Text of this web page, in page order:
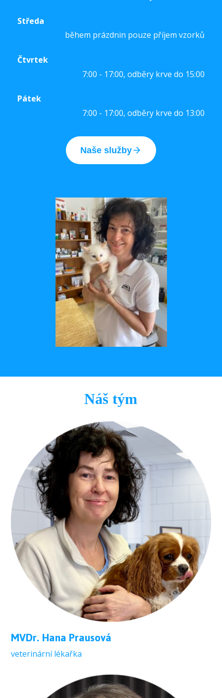
Středa
během prázdnin pouze příjem vzorků
Čtvrtek
7:00 - 17:00, odběry krve do 15:00
Pátek
7:00 - 17:00, odběry krve do 13:00
Naše služby
Náš tým
MVDr. Hana Prausová
veterinární lékařka